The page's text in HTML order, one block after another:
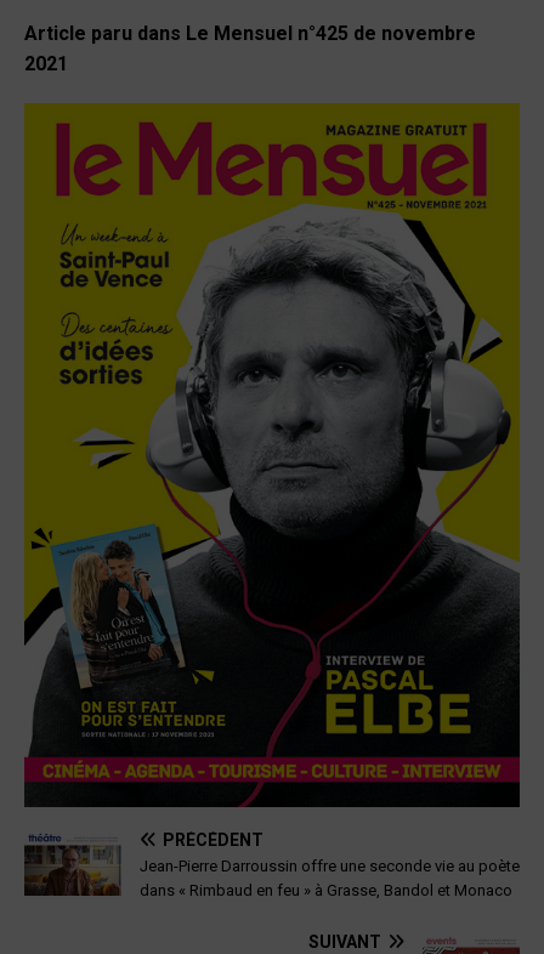
Article paru dans Le Mensuel n°425 de novembre
2021
PRÉCÉDENT
Jean-Pierre Darroussin offre une seconde vie au poète
dans « Rimbaud en feu » à Grasse, Bandol et Monaco
SUIVANT